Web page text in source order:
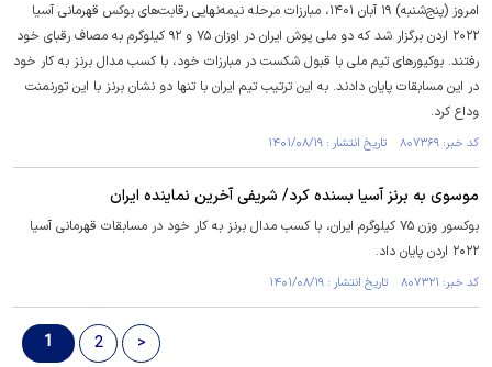
امروز (پنج‌شنبه) ۱۹ آبان ۱۴۰۱، مبارزات مرحله نیمه‌نهایی رقابت‌های بوکس قهرمانی آسیا
۲۰۲۲ اردن برگزار شد که دو ملی پوش ایران در اوزان ۷۵ و ۹۲ کیلوگرم به مصاف رقبای خود
رفتند. بوکیور‌های تیم ملی با قبول شکست در مبارزات خود، با کسب مدال برنز به کار خود
در این مسابقات پایان دادند. به این ترتیب تیم ایران با تنها دو نشان برنز با این تورنمنت
وداع کرد.
کد خبر: ۸۰۷۳۶۹ تاریخ انتشار : ۱۴۰۱/۰۸/۱۹
موسوی به برنز آسیا بسنده کرد/ شریفی آخرین نماینده ایران
بوکسور وزن ۷۵ کیلوگرم ایران، با کسب مدال برنز به کار خود در مسابقات قهرمانی آسیا
۲۰۲۲ اردن پایان داد.
کد خبر: ۸۰۷۳۲۱ تاریخ انتشار : ۱۴۰۱/۰۸/۱۹
1 2 >